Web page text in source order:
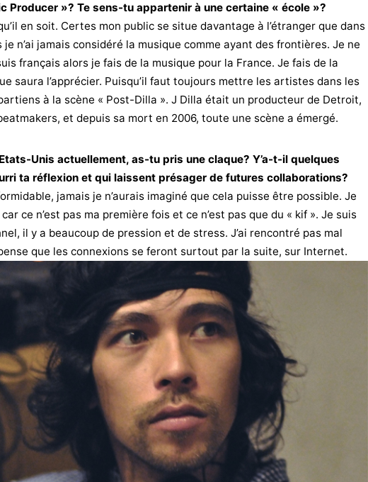
Producer »? Te sens-tu appartenir à une certaine « école »?
en soit. Certes mon public se situe davantage à l’étranger que dans
je n’ai jamais considéré la musique comme ayant des frontières. Je ne
français alors je fais de la musique pour la France. Je fais de la
saura l’apprécier. Puisqu’il faut toujours mettre les artistes dans les
à la scène « Post-Dilla ». J Dilla était un producteur de Detroit,
et depuis sa mort en 2006, toute une scène a émergé.
Unis actuellement, as-tu pris une claque? Y’a-t-il quelques
ta réflexion et qui laissent présager de futures collaborations?
jamais je n’aurais imaginé que cela puisse être possible. Je
ce n’est pas ma première fois et ce n’est pas que du « kif ». Je suis
il y a beaucoup de pression et de stress. J’ai rencontré pas mal
que les connexions se feront surtout par la suite, sur Internet.